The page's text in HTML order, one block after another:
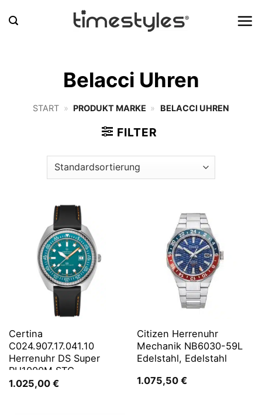
Inhalt
Belacci Uhren
START » PRODUKT MARKE » BELACCI UHREN
FILTER
Certina
C024.907.17.041.10
Herrenuhr DS Super
PH1000M STC
1.025,00 €
Citizen Herrenuhr
Mechanik NB6030-59L
Edelstahl, Edelstahl
1.075,50 €